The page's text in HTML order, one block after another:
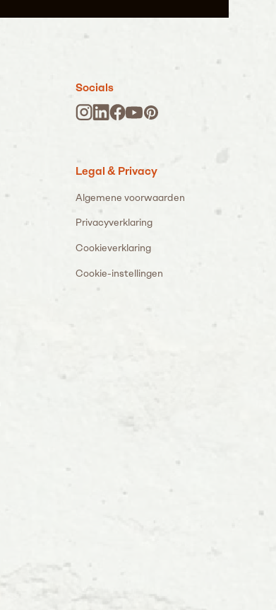
Socials
Legal & Privacy
Algemene voorwaarden
Privacyverklaring
Cookieverklaring
Cookie-instellingen